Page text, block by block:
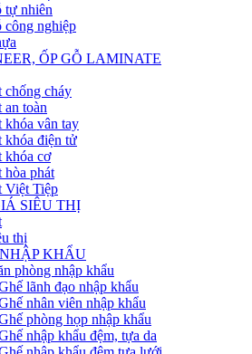
tự nhiên
công nghiệp
ỐP GỖ LAMINATE
chống cháy
an toàn
khóa vân tay
khóa điện tử
khóa cơ
hòa phát
Việt Tiệp
SIÊU THỊ
thị
KHẨU
phòng nhập khẩu
lãnh đạo nhập khẩu
nhân viên nhập khẩu
phòng họp nhập khẩu
nhập khẩu đệm, tựa da